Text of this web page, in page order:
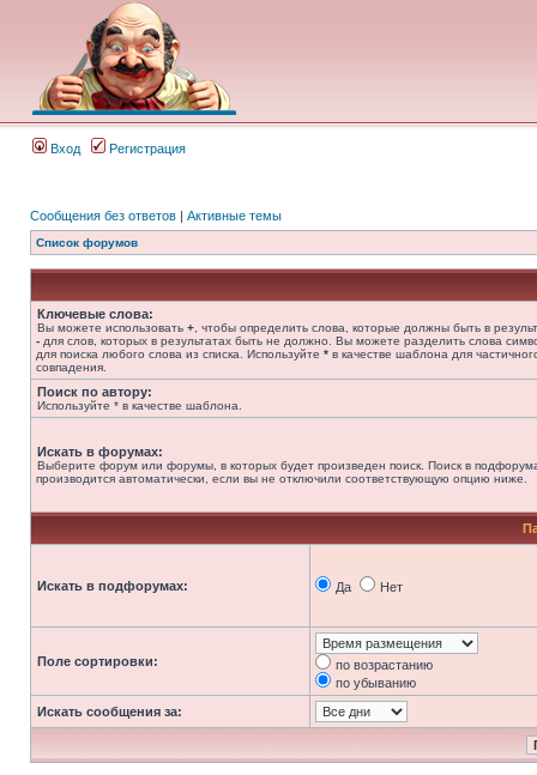
Вход Регистрация
Сообщения без ответов | Активные темы
Список форумов
Ключевые слова:
Вы можете использовать + , чтобы определить слова, которые должны быть в
- для слов, которых в результатах быть не должно. Вы можете разделить слова
для поиска любого слова из списка. Используйте * в качестве шаблона для
совпадения.
Поиск по автору:
Используйте * в качестве шаблона.
Искать в форумах:
Выберите форум или форумы, в которых будет произведен поиск. Поиск в
производится автоматически, если вы не отключили соответствующую опцию ниже.
Искать в подфорумах: Да Нет
Поле сортировки:
по возрастанию
по убыванию
Искать сообщения за: